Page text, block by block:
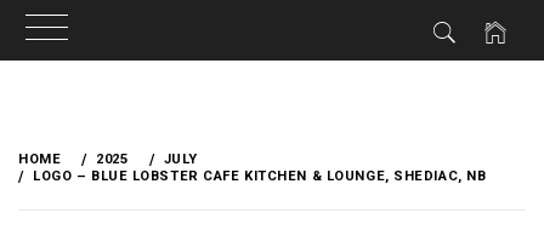
content
HOME 2025
JULY
LOGO – BLUE LOBSTER CAFE KITCHEN & LOUNGE, SHEDIAC, NB